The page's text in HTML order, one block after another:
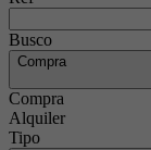
Busco
Compra
Compra
Alquiler
Tipo